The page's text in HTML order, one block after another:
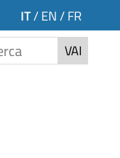
IT/ EN / FR
VAI